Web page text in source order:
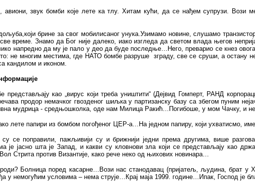
звук бомби које лете ка тлу. Хитам кући, да се нађем супрузи. Вози
брине за свог мобилисаног унука.Узимамо новине, слушамо
време. Знамо да Бог није далеко, иако изгледа да светом влада његов
напредно да му је пало у део да буде последње…Него, преварио се кнез
не многим местима, где НАТО бомбе разруше зграду, све се сруши, а остану
кандилом и иконом.
као „вирус који треба уништити“ (Дејвид Гомперт, РАНД
продор немачког гвозденог шиљка у партизанску базу са збегом пуним
мудрица - средњошколка, оде нам Милица Ракић…Погибоше, у мом Чачку, и
лете папири из бомбом погођеног ЦЕР-а…На једном папиру, који ухватисмо,
поправили, пажљивији су и брижнији једни према другима, више
је јасно шта је Запад, и какви су кловнови зла који се представљају као
Стрита против Византије, како рече неко од њихових новинара…
Болница поред касарне…Вози нас станодавац (пријатељ, људина, брат у
немогућим условима – нема струје…Крај маја 1999. године…Ипак, Господ је